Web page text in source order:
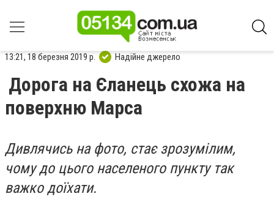
13:21, 18 березня 2019 р. Надійне джерело
Дорога на Єланець схожа на
поверхню Марса
Дивлячись на фото, стає зрозумілим,
чому до цього населеного пункту так
важко доїхати.